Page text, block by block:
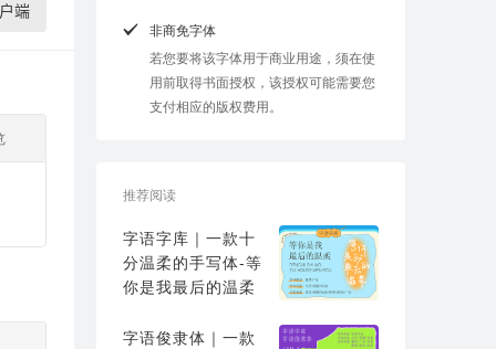
端
非商免字体
若您要将该字体用于商业用途，须在使
用前取得书面授权，该授权可能需要您
支付相应的版权费用。
推荐阅读
字语字库｜一款十
分温柔的手写体-等
你是我最后的温柔
字语俊隶体｜一款